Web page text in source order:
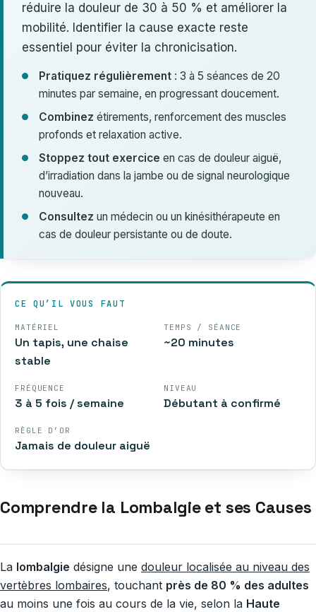
réduire la douleur de 30 à 50 % et améliorer la
mobilité. Identifier la cause exacte reste
essentiel pour éviter la chronicisation.
Pratiquez régulièrement : 3 à 5 séances de 20
minutes par semaine, en progressant doucement.
Combinez étirements, renforcement des muscles
profonds et relaxation active.
Stoppez tout exercice en cas de douleur aiguë,
d’irradiation dans la jambe ou de signal neurologique
nouveau.
Consultez un médecin ou un kinésithérapeute en
cas de douleur persistante ou de doute.
CE QU’IL VOUS FAUT
MATÉRIEL
Un tapis, une chaise
stable
TEMPS / SÉANCE
~20 minutes
FRÉQUENCE
3 à 5 fois / semaine
NIVEAU
Débutant à confirmé
RÈGLE D’OR
Jamais de douleur aiguë
Comprendre la Lombalgie et ses Causes
La lombalgie désigne une douleur localisée au niveau des
vertèbres lombaires, touchant près de 80 % des adultes
au moins une fois au cours de la vie, selon la Haute